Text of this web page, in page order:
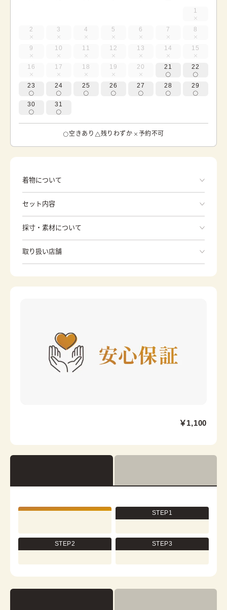
1
2 3 4 5 6 7 8
9 10 11 12 13 14 15
16 17 18 19 20 21 22
23 24 25 26 27 28 29
30 31
空きあり 残りわずか 予約不可
着物について
セット内容
※着付けに必要な一式をすべて含みます。
採寸・素材について
身丈 96cm
取り扱い店舗
大阪市中央区心斎橋筋2-3-27 心央ビル3階
￥1,100
STEP1
STEP2 STEP3